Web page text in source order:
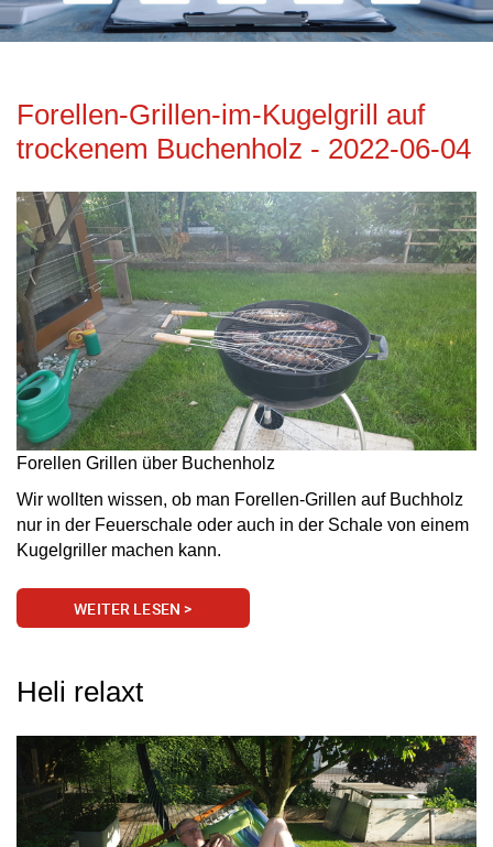
Forellen-Grillen-im-Kugelgrill auf
trockenem Buchenholz - 2022-06-04
Forellen Grillen über Buchenholz
Wir wollten wissen, ob man Forellen-Grillen auf Buchholz
nur in der Feuerschale oder auch in der Schale von einem
Kugelgriller machen kann.
WEITER LESEN >
Heli relaxt